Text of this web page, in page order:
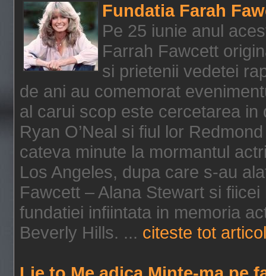
Fundatia Farah
Pe 25 iunie anul
Farrah Fawcett
si prietenii vedetei
de ani au comemorat
al carui scop este cercetarea
Ryan O’Neal si fiul lor
cateva minute la mormantul
Los Angeles, dupa care s-au
Fawcett – Alana Stewart si fiicei
fundatiei infiintata in memoria
Beverly Hills. ... citeste tot